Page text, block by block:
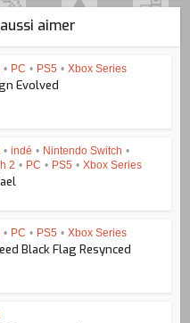
aimer
• PC • PS5 • Xbox Series
Evolved
• indé • Nintendo Switch •
2 • PC • PS5 • Xbox Series
• PC • PS5 • Xbox Series
Black Flag Resynced